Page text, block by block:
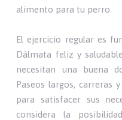
alimento para tu perro.
El ejercicio regular es
Dálmata feliz y
necesitan una buena
Paseos largos, carreras
para satisfacer sus
considera la